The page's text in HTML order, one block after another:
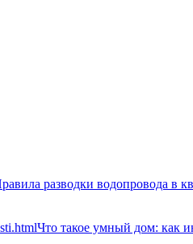
разводки водопровода в
Что такое умный дом: как